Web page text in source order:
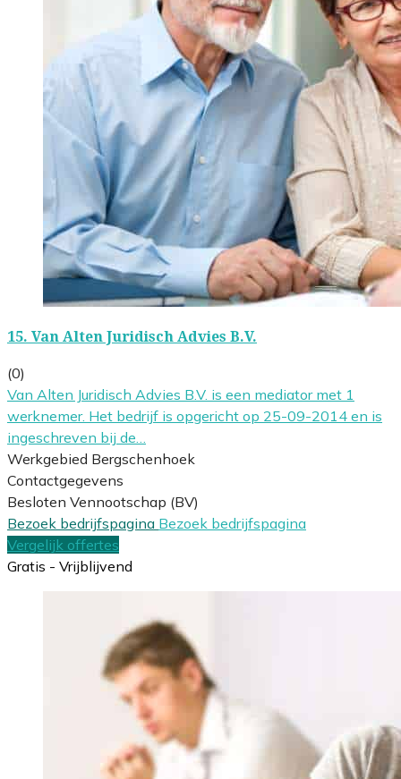
15. Van Alten Juridisch Advies B.V.
(0)
Van Alten Juridisch Advies B.V. is een mediator met 1
werknemer. Het bedrijf is opgericht op 25-09-2014 en is
ingeschreven bij de…
Werkgebied Bergschenhoek
Contactgegevens
Besloten Vennootschap (BV)
Bezoek bedrijfspagina Bezoek bedrijfspagina
Vergelijk offertes
Gratis - Vrijblijvend